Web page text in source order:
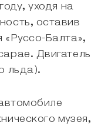
уходя на
оставив
«Руссо-Балта»,
Двигатель
льда).
музея,